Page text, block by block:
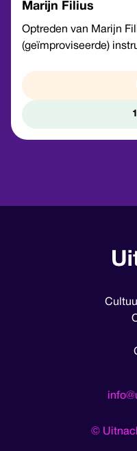
Marijn Filius
Optreden van Marijn
(geïmproviseerde)
©